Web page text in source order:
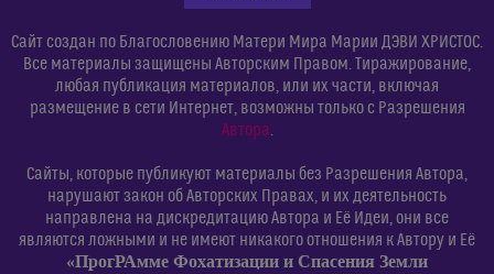
Сайт создан по Благословению Матери Мира Марии ДЭВИ ХРИСТОС.
Все материалы защищены Авторским Правом. Тиражирование,
любая публикация материалов, или их части, включая
размещение в сети Интернет, возможны только с Разрешения
Автора.
Сайты, которые публикуют материалы без Разрешения Автора,
нарушают закон об Авторских Правах, и их деятельность
направлена на дискредитацию Автора и Её Идеи, они все
являются ложными и не имеют никакого отношения к Автору и Её
«ПрогРАмме Фохатизации и Спасения Земли